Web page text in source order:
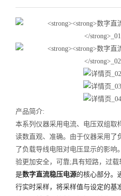
产品简介:
本系列仪器采用电流、电压双组取
读数直观、准确。由于仪器采用了
了负载导线电阻对电压显示的影
验更加安全，可靠;具有短路，过
是数字直流稳压电源的核心部分。
行实时采样，将采样值与设定的基